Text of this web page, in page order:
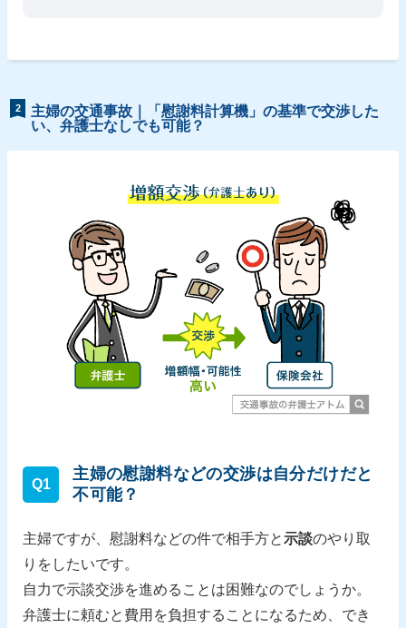
2
主婦の交通事故｜「慰謝料計算機」の基準で交渉した
い、弁護士なしでも可能？
Q1
主婦の慰謝料などの交渉は自分だけだと
不可能？
主婦ですが、慰謝料などの件で相手方と示談のやり取
りをしたいです。
自力で示談交渉を進めることは困難なのでしょうか。
弁護士に頼むと費用を負担することになるため、でき